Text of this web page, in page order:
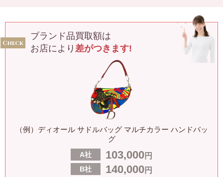
クリスチャン ディオール レディ ディオール Dioract サ
ンダル
クリスチャン ディオール レディ ディオール プレース
HYO04CRU0U C600
クリスチャン ディオール レディ ディオール シュガー
ブランド品買取額は
お店により 差がつきます!
（例）ディオール サドルバッグ マルチカラー ハンドバッ
グ
A社 103,000円
B社 140,000円